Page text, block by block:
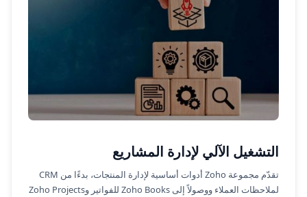
التشغيل الآلي لإدارة المشاريع
تقدّم مجموعة Zoho أدوات أساسية لإدارة المنتجات، بدءًا من CRM
لملاحظات العملاء ووصولاً إلى Zoho Books للفواتير وZoho Projects